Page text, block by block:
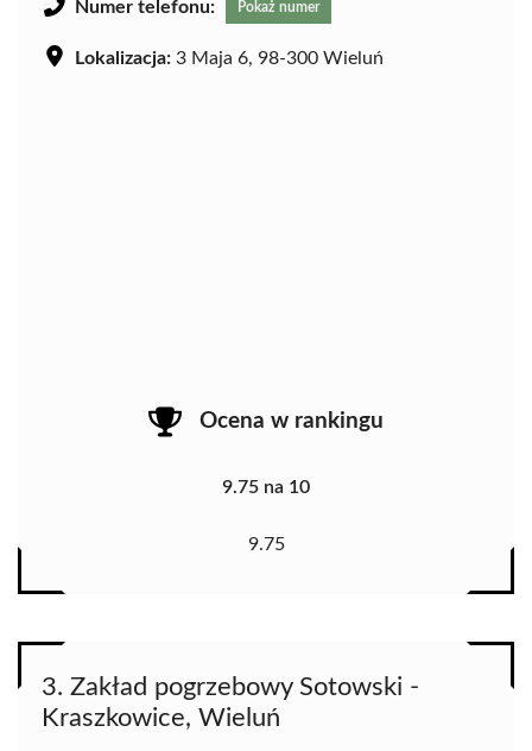
Numer telefonu: Pokaż numer
Lokalizacja: 3 Maja 6, 98-300 Wieluń
Ocena w rankingu
9.75 na 10
9.75
3. Zakład pogrzebowy Sotowski -
Kraszkowice, Wieluń